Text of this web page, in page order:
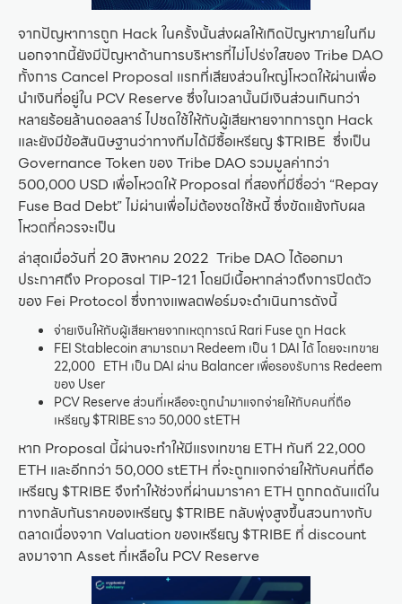
จากปัญหาการถูก Hack ในครั้งนั้นส่งผลให้เกิดปัญหาภายในทีม
นอกจากนี้ยังมีปัญหาด้านการบริหารที่ไม่โปร่งใสของ Tribe DAO
ทั้งการ Cancel Proposal แรกที่เสียงส่วนใหญ่โหวตให้ผ่านเพื่อ
นำเงินที่อยู่ใน PCV Reserve ซึ่งในเวลานั้นมีเงินส่วนเกินกว่า
หลายร้อยล้านดอลลาร์ ไปชดใช้ให้กับผู้เสียหายจากการถูก Hack
และยังมีข้อสันนิษฐานว่าทางทีมได้มีซื้อเหรียญ $TRIBE ซึ่งเป็น
Governance Token ของ Tribe DAO รวมมูลค่ากว่า
500,000 USD เพื่อโหวตให้ Proposal ที่สองที่มีชื่อว่า “Repay
Fuse Bad Debt” ไม่ผ่านเพื่อไม่ต้องชดใช้หนี้ ซึ่งขัดแย้งกับผล
โหวตที่ควรจะเป็น
ล่าสุดเมื่อวันที่ 20 สิงหาคม 2022 Tribe DAO ได้ออกมา
ประกาศถึง Proposal TIP-121 โดยมีเนื้อหากล่าวถึงการปิดตัว
ของ Fei Protocol ซึ่งทางแพลตฟอร์มจะดำเนินการดังนี้
จ่ายเงินให้กับผู้เสียหายจากเหตุการณ์ Rari Fuse ถูก Hack
FEI Stablecoin สามารถมา Redeem เป็น 1 DAI ได้ โดยจะเทขาย
22,000 ETH เป็น DAI ผ่าน Balancer เพื่อรองรับการ Redeem
ของ User
PCV Reserve ส่วนที่เหลือจะถูกนำมาแจกจ่ายให้กับคนที่ถือ
เหรียญ $TRIBE ราว 50,000 stETH
หาก Proposal นี้ผ่านจะทำให้มีแรงเทขาย ETH ทันที 22,000
ETH และอีกกว่า 50,000 stETH ที่จะถูกแจกจ่ายให้กับคนที่ถือ
เหรียญ $TRIBE จึงทำให้ช่วงที่ผ่านมาราคา ETH ถูกกดดันแต่ใน
ทางกลับกันราคของเหรียญ $TRIBE กลับพุ่งสูงขึ้นสวนทางกับ
ตลาดเนื่องจาก Valuation ของเหรียญ $TRIBE ที่ discount
ลงมาจาก Asset ที่เหลือใน PCV Reserve